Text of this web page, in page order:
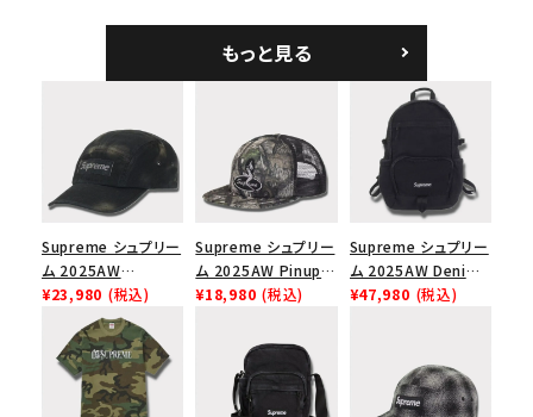
絞り込んで検索する
シックロゴ 6パネルキ
ャップ ブラック
もっと見る
Supreme シュプリー
ム 2025AW
Overdyed Camp
Cap オーバーダイド
キャンプキャップ ブ
ラック
¥23,980 (税込)
Supreme シュプリー
ム 2025AW Pinup
Mesh Back 5-Panel
ュバック 5パネルキャ
ップ トゥルーティン
バーHTC フォールカ
¥18,980 (税込)
Supreme シュプリー
ム 2025AW Denim
Backpack デニム バ
¥47,980 (税込)